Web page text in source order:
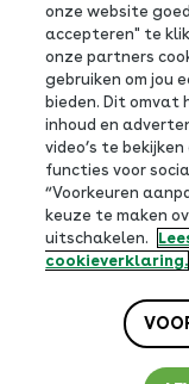
Antwoordnummer
3800 VB
Volg ons
onze website
accepteren" te
onze partners
gebruiken om jou
bieden. Dit omvat
inhoud en
video’s te
functies voor
“Voorkeuren
keuze te maken
uitschakelen.
cookieverklaring.